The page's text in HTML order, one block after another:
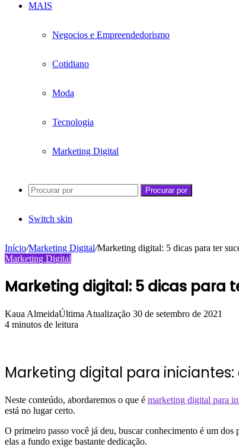
MAIS
Negocios e Empreendedorismo
Cotidiano
Moda
Tecnologia
Marketing Digital
Procurar por
Switch skin
Início/Marketing Digital/Marketing digital: 5 dicas para ter
Marketing Digital
Marketing digital: 5 dicas para
Kaua AlmeidaÚltima Atualização 30 de setembro de 2021
4 minutos de leitura
Marketing digital para
Neste conteúdo, abordaremos o que é marketing digital para
está no lugar certo.
O primeiro passo você já deu, buscar conhecimento é um
elas a fundo exige bastante dedicação.